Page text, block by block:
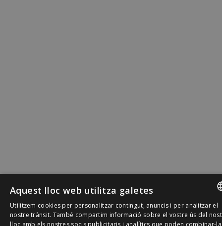
SPANISH
Aquest lloc web utilitza galetes
Utilitzem cookies per personalitzar contingut, anuncis i per analitzar el
nostre trànsit. També compartim informació sobre el vostre ús del
lloc amb els nostres socis publicitaris i analítics que poden combinar-